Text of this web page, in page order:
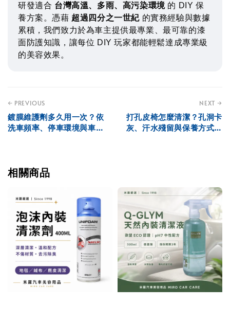
研發適合 台灣高溫、多雨、高污染環境的 DIY 保
養方案。憑藉 超過四分之一世紀 的實務經驗與數據
累積，我們致力於為車主提供最專業、最可靠的漆
面防護知識，讓每位 DIY 玩家都能輕鬆達成專業級
的美容效果。
← PREVIOUS
鍍膜維護劑多久用一次？依
洗車頻率、停車環境與車況
NEXT →
打孔皮椅怎麼清潔？孔洞卡
灰、汗水殘留與保養方式解
相關商品